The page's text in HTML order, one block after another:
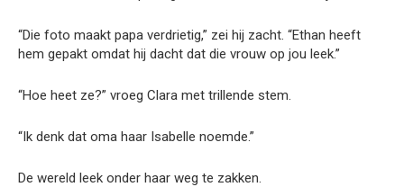
“Die foto maakt papa verdrietig,” zei hij zacht. “Ethan heeft
hem gepakt omdat hij dacht dat die vrouw op jou leek.”
“Hoe heet ze?” vroeg Clara met trillende stem.
“Ik denk dat oma haar Isabelle noemde.”
De wereld leek onder haar weg te zakken.